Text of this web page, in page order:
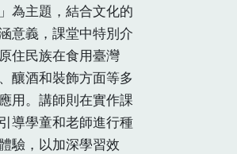
為主題，結合文化的
意義，課堂中特別介
住民族在食用臺灣
釀酒和裝飾方面等多
用。講師則在實作課
導學童和老師進行種
驗，以加深學習效